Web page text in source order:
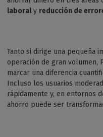
laboraly reducción de
Tanto si dirige una pequeña
operación de gran volumen,
marcar una diferencia
Incluso los usuarios
rápidamente y, en entornos
ahorro puede ser